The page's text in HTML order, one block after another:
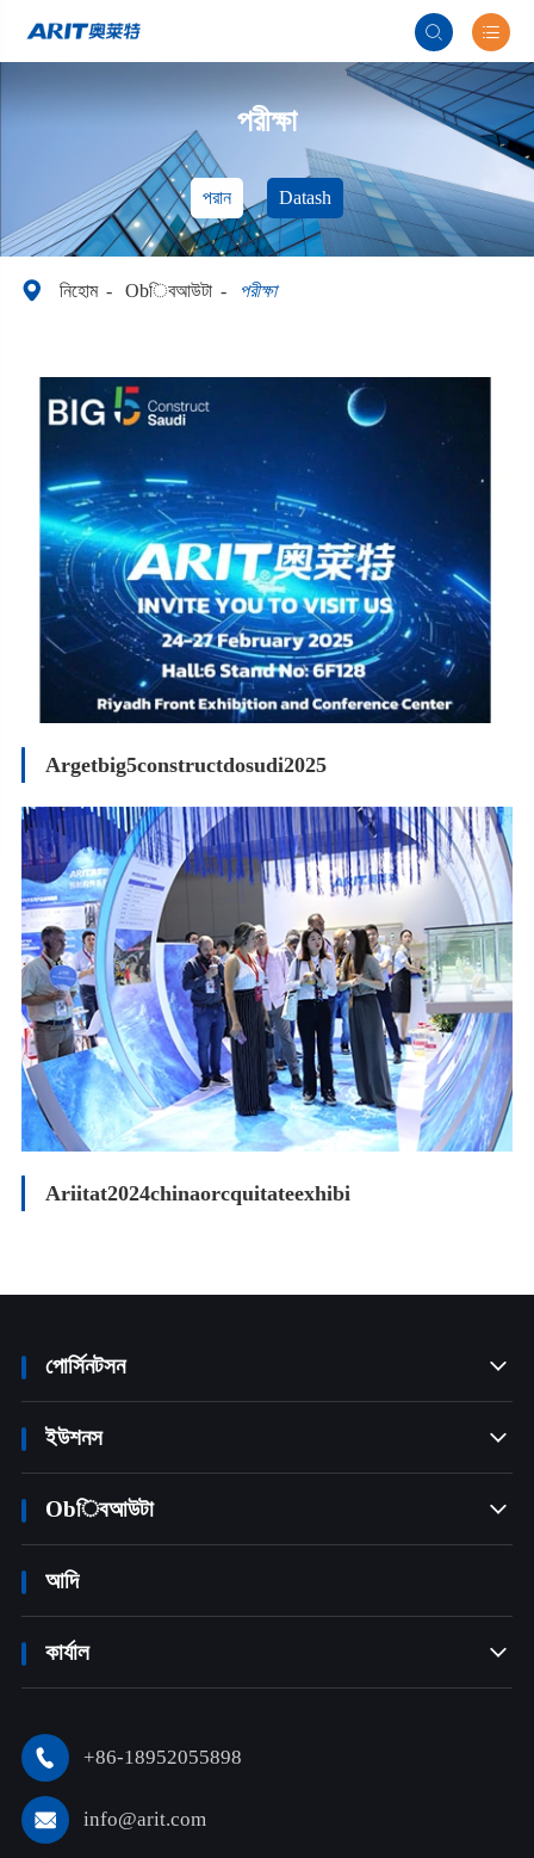
 
পরীক্ষা
পরান Datash
 নিহোম Obিবআউটা পরীক্ষা
Argetbig5constructdosudi2025
Ariitat2024chinaorcquitateexhibi
পোর্সিনটসন 
ইউশনস 
Obিবআউটা 
আদি
কার্যাল 
 +86-18952055898
 info@arit.com